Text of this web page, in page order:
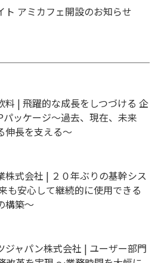
ト アミカフェ開設のお知らせ
料 | 飛躍的な成長をしつづける 企
パッケージ～過去、現在、未来
伸長を支える～
株式会社 | ２０年ぶりの基幹シス
も安心して継続的に使用できる
構築～
ジャパン株式会社 | ユーザー部門